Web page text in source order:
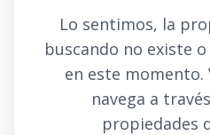
Lo sentimos, la
buscando no existe
en este momento.
navega a
propiedades